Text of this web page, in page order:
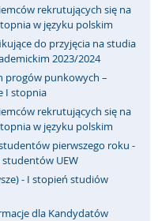
rekrutujących się na
w języku polskim
do przyjęcia na studia
2023/2024
progów punkowych –
I stopnia
rekrutujących się na
w języku polskim
pierwszego roku -
studentów UEW
- I stopień studiów
dla Kandydatów